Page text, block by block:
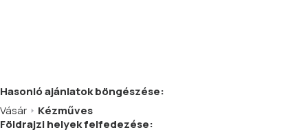
Hasonlóajánlatokböngészése:
Vásár
Kézműves
Földrajzi helyek felfedezése: